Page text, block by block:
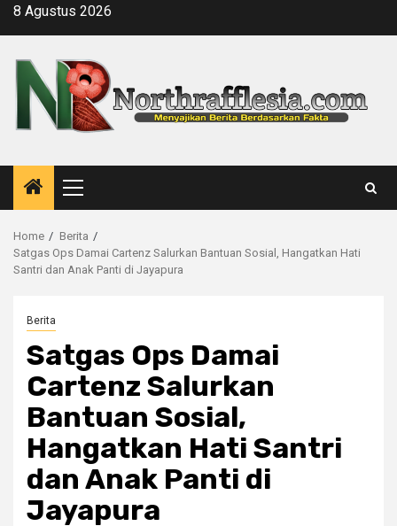
Skip8 Agustus 2026
Primary
Menu
Home
Berita
Satgas Ops Damai Cartenz Salurkan Bantuan Sosial, Hangatkan Hati
Santri dan Anak Panti di Jayapura
Berita
Satgas Ops Damai
Cartenz Salurkan
Bantuan Sosial,
Hangatkan Hati Santri
dan Anak Panti di
Jayapura